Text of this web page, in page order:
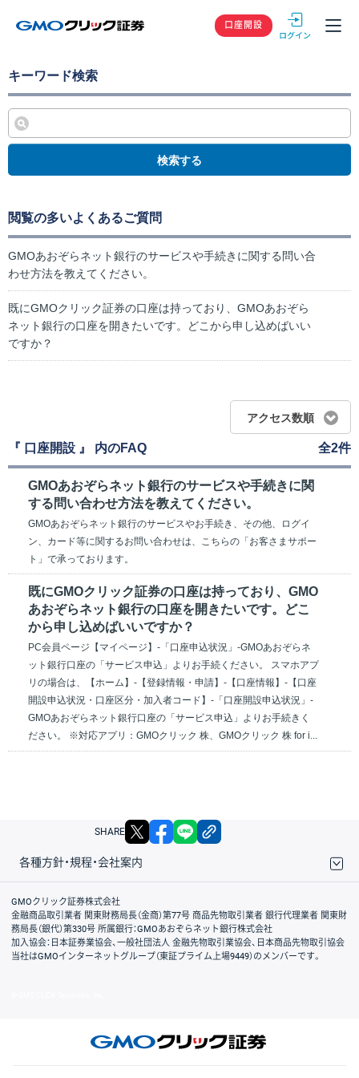
GMOクリック
口座開設
キーワード検索
検索する
閲覧の多いよくあるご質問
GMOあおぞらネット銀行のサービスや手続きに関する問い合
わせ方法を教えてください。
既にGMOクリック証券の口座は持っており、GMOあおぞら
ネット銀行の口座を開きたいです。どこから申し込めばいい
ですか？
アクセス数順
『 口座開設 』 内のFAQ 全2件
GMOあおぞらネット銀行のサービスや手続きに関
する問い合わせ方法を教えてください。
GMOあおぞらネット銀行のサービスやお手続き、その他、ログイ
ン、カード等に関するお問い合わせは、こちらの「お客さまサポー
ト」で承っております。
既にGMOクリック証券の口座は持っており、GMO
あおぞらネット銀行の口座を開きたいです。どこ
から申し込めばいいですか？
PC会員ページ【マイページ】-「口座申込状況」-GMOあおぞらネ
ット銀行口座の「サービス申込」よりお手続ください。 スマホアプ
リの場合は、【ホーム】-【登録情報・申請】-【口座情報】-【口座
開設申込状況・口座区分・加入者コード】-「口座開設申込状況」-
GMOあおぞらネット銀行口座の「サービス申込」よりお手続きく
ださい。 ※対応アプリ：GMOクリック 株、GMOクリック 株 for i...
SHARE X facebook
各種方針・規程・会社案内
取引規程・約款
サイトマップ
その他のご案内
個人情報保護方針
最良執行方針
サイトのご利用について
ディスクレイマー
信託保全
リスク説明
会社案内
GMOクリック証券株式会社
金融商品取引業者 関東財務局長（金商）第77号 商品先物取引業者 銀行代理業者 関東財
務局長（銀代）第330号 所属銀行：GMOあおぞらネット銀行株式会社
加入協会：日本証券業協会、一般社団法人 金融先物取引業協会、日本商品先物取引協会
当社はGMOインターネットグループ（東証プライム上場9449）のメンバーです。